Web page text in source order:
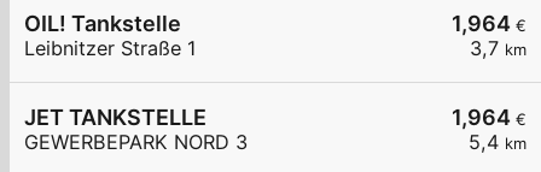
1,964 €
3,7 km
OIL! Tankstelle
Leibnitzer Straße 1
1,964 €
5,4 km
JET TANKSTELLE
GEWERBEPARK NORD 3